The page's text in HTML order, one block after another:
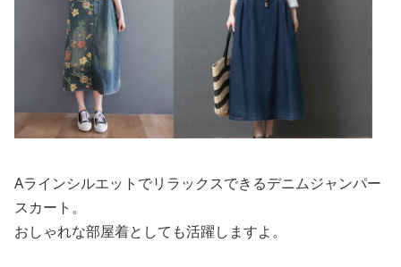
Aラインシルエットでリラックスできるデニムジャンパー
スカート。
おしゃれな部屋着としても活躍しますよ。